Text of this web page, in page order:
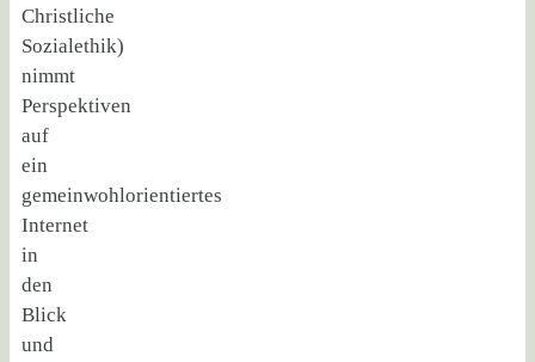
Christliche
Sozialethik)
nimmt
Perspektiven
auf
ein
gemeinwohlorientiertes
Internet
in
den
Blick
und